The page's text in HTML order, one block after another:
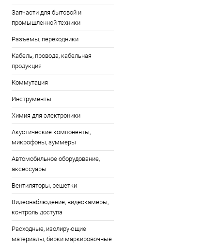
Запчасти для бытовой и
промышленной техники
Разъемы, переходники
Кабель, провода, кабельная
продукция
Коммутация
Инструменты
Химия для электроники
Акустические компоненты,
микрофоны, зуммеры
Автомобильное оборудование,
аксессуары
Вентиляторы, решетки
Видеонаблюдение, видеокамеры,
контроль доступа
Расходные, изолирующие
материалы, бирки маркировочные